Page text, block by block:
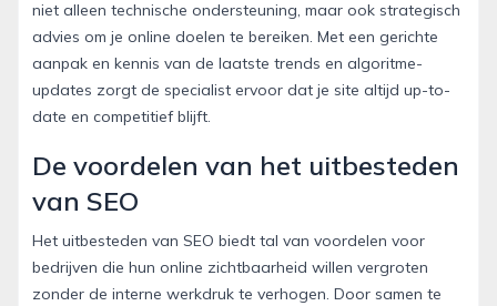
niet alleen technische ondersteuning, maar ook strategisch
advies om je online doelen te bereiken. Met een gerichte
aanpak en kennis van de laatste trends en algoritme-
updates zorgt de specialist ervoor dat je site altijd up-to-
date en competitief blijft.
De voordelen van het uitbesteden
van SEO
Het uitbesteden van SEO biedt tal van voordelen voor
bedrijven die hun online zichtbaarheid willen vergroten
zonder de interne werkdruk te verhogen. Door samen te